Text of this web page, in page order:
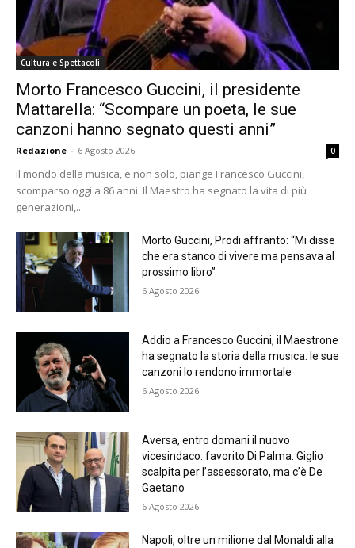
Cultura e Spettacoli
Morto Francesco Guccini, il presidente
Mattarella: “Scompare un poeta, le sue
canzoni hanno segnato questi anni”
Redazione - 6 Agosto 2026 0
Il mondo della musica, e non solo, piange Francesco Guccini,
scomparso oggi a 86 anni. Il Maestro ha segnato la vita di più
generazioni,...
Morto Guccini, Prodi affranto: “Mi disse
che era stanco di vivere ma pensava al
prossimo libro”
6 Agosto 2026
Addio a Francesco Guccini, il Maestrone
ha segnato la storia della musica: le sue
canzoni lo rendono immortale
6 Agosto 2026
Aversa, entro domani il nuovo
vicesindaco: favorito Di Palma. Giglio
scalpita per l’assessorato, ma c’è De
Gaetano
6 Agosto 2026
Napoli, oltre un milione dal Monaldi alla